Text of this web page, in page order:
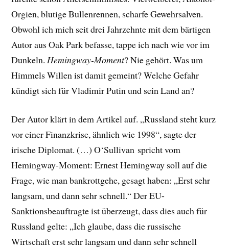
Orgien, blutige Bullenrennen, scharfe Gewehrsalven.
Obwohl ich mich seit drei Jahrzehnte mit dem bärtigen
Autor aus Oak Park befasse, tappe ich nach wie vor im
Dunkeln. Hemingway-Moment? Nie gehört. Was um
Himmels Willen ist damit gemeint? Welche Gefahr
kündigt sich für Vladimir Putin und sein Land an?
Der Autor klärt in dem Artikel auf. „Russland steht kurz
vor einer Finanzkrise, ähnlich wie 1998“, sagte der
irische Diplomat. (…) O‘Sullivan spricht vom
Hemingway-Moment: Ernest Hemingway soll auf die
Frage, wie man bankrottgehe, gesagt haben: „Erst sehr
langsam, und dann sehr schnell.“ Der EU-
Sanktionsbeauftragte ist überzeugt, dass dies auch für
Russland gelte: „Ich glaube, dass die russische
Wirtschaft erst sehr langsam und dann sehr schnell